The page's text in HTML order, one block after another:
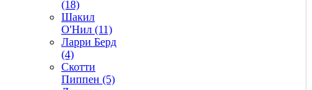
(18)
Шакил
О'Нил (11)
Ларри Берд
(4)
Скотти
Пиппен (5)